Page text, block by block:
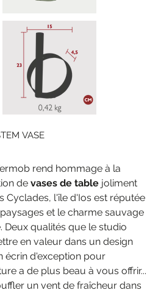
VASE
rend hommage à la
devases de table joliment
Cyclades, l'île d'Ios est réputée
et le charme sauvage
Deux qualités que le studio
en valeur dans un design
écrin d'exception pour
a de plus beau à vous offrir...
un vent de fraîcheur dans